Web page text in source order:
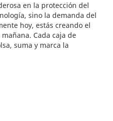
en la protección del
sino la demanda del
hoy, estás creando el
Cada caja de
suma y marca la